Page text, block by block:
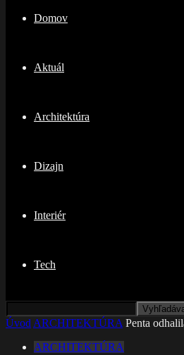
Domov
Aktuál
Architektúra
Dizajn
Interiér
Tech
Úvod ARCHITEKTÚRA Penta
ARCHITEKTÚRA